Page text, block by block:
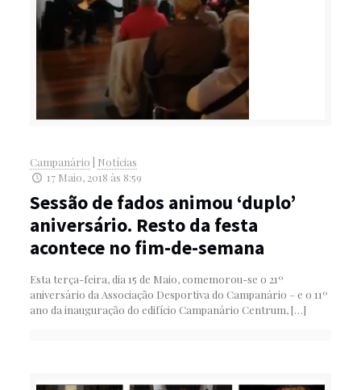
Campanário
Notícias
17 Maio, 2018 às 8:59
Sessão de fados animou ‘duplo’
aniversário. Resto da festa
acontece no fim-de-semana
Esta terça-feira, dia 15 de Maio, comemorou-se o 21º
aniversário da Associação Desportiva do Campanário – e o 11º
ano da inauguração do edifício Campanário Centrum,[…]